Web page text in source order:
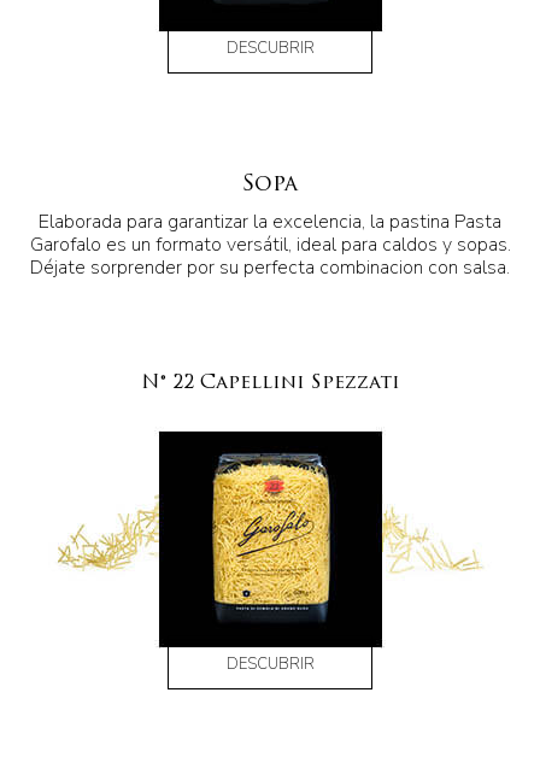
DESCUBRIR
Sopa
Elaborada para garantizar la excelencia, la pastina Pasta
Garofalo es un formato versátil, ideal para caldos y sopas.
Déjate sorprender por su perfecta combinacion con salsa.
N° 22 Capellini Spezzati
DESCUBRIR